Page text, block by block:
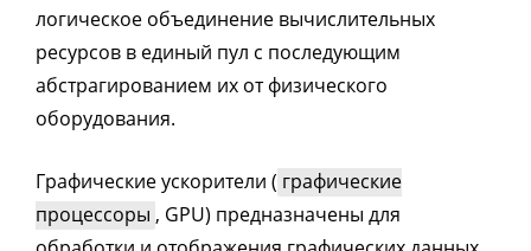
логическое объединение вычислительных
ресурсов в единый пул с последующим
абстрагированием их от физического
оборудования.
Графические ускорители ( графические
процессоры , GPU) предназначены для